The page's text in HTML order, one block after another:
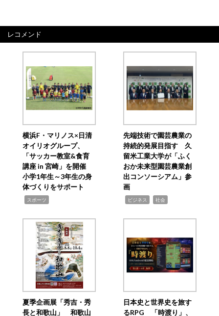
レコメンド
横浜F・マリノス×日清
オイリオグループ、
「サッカー教室&食育
講座 in 宮崎」を開催
小学1年生～3年生の身
体づくりをサポート
スポーツ
先端技術で園芸農業の
持続的発展目指す 久
留米工業大学が「ふく
おか未来型園芸農業創
出コンソーシアム」参
画
ビジネス 社会
夏季企画展「秀吉・秀
長と和歌山」 和歌山
日本史と世界史を旅す
るRPG 「時渡り」、